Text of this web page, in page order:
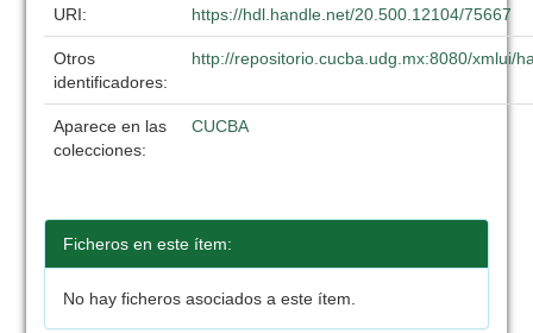
URI: https://hdl.handle.net/20.500.12104/75667
Otros
identificadores:
http://repositorio.cucba.udg.mx:8080/xmlui/
Aparece en las
colecciones:
CUCBA
Ficheros en este ítem:
No hay ficheros asociados a este ítem.